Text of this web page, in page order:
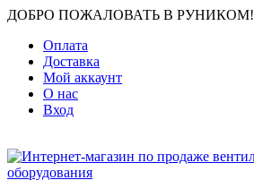
ДОБРО ПОЖАЛОВАТЬ В РУНИКОМ!
Оплата
Доставка
Мой аккаунт
О нас
Вход